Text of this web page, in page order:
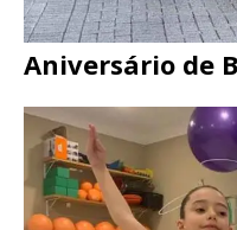
Aniversário de